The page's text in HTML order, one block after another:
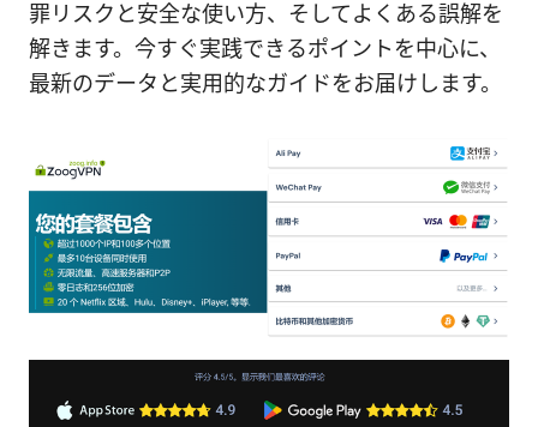
罪リスクと安全な使い方、そしてよくある誤解を
解きます。今すぐ実践できるポイントを中心に、
最新のデータと実用的なガイドをお届けします。